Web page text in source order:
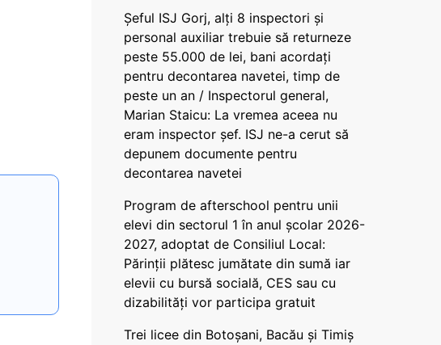
Șeful ISJ Gorj, alți 8 inspectori și
personal auxiliar trebuie să returneze
peste 55.000 de lei, bani acordați
pentru decontarea navetei, timp de
peste un an / Inspectorul general,
Marian Staicu: La vremea aceea nu
eram inspector șef. ISJ ne-a cerut să
depunem documente pentru
decontarea navetei
Program de afterschool pentru unii
elevi din sectorul 1 în anul școlar 2026-
2027, adoptat de Consiliul Local:
Părinții plătesc jumătate din sumă iar
elevii cu bursă socială, CES sau cu
dizabilităţi vor participa gratuit
Trei licee din Botoșani, Bacău și Timiș